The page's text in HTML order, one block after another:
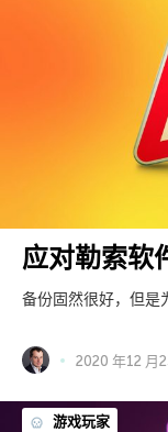
应对勒索软
备份固然很好，但是
2020 年12 月
游戏玩家